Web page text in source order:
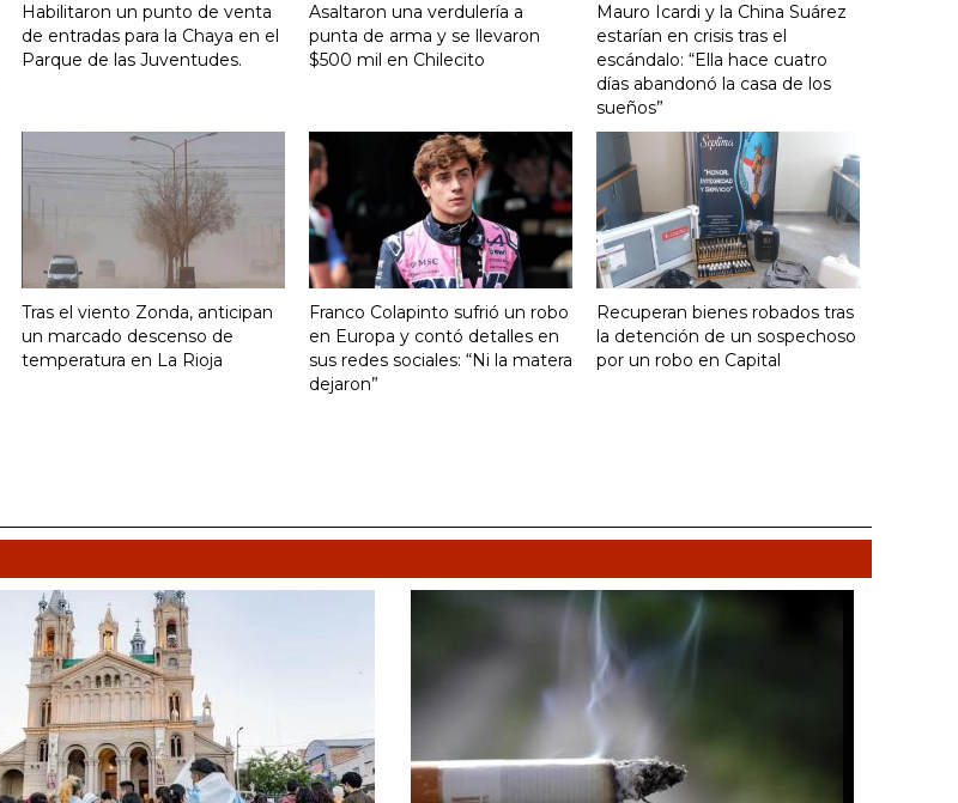
Habilitaron un punto de venta
de entradas para la Chaya en el
Parque de las Juventudes.
Asaltaron una verdulería a
punta de arma y se llevaron
$500 mil en Chilecito
Mauro Icardi y la China Suárez
estarían en crisis tras el
escándalo: “Ella hace cuatro
días abandonó la casa de los
sueños”
Tras el viento Zonda, anticipan
un marcado descenso de
temperatura en La Rioja
Franco Colapinto sufrió un robo
en Europa y contó detalles en
sus redes sociales: “Ni la matera
dejaron”
Recuperan bienes robados tras
la detención de un sospechoso
por un robo en Capital